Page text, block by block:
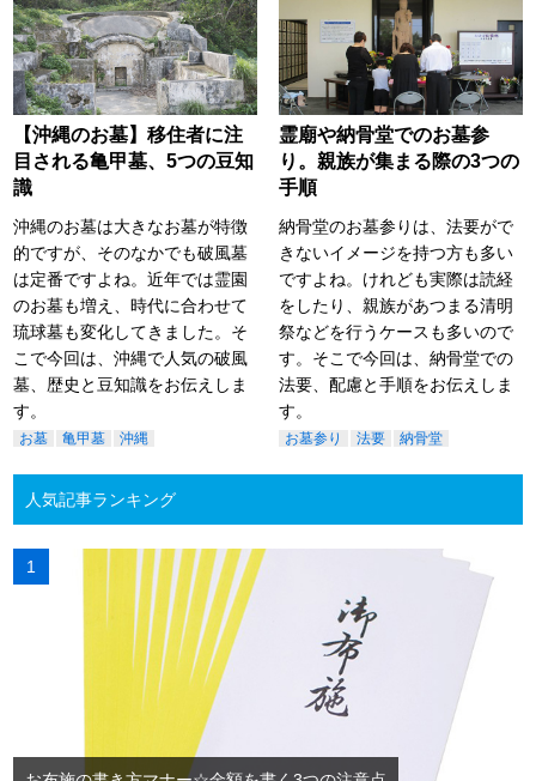
【沖縄のお墓】移住者に注
目される亀甲墓、5つの豆知
識
沖縄のお墓は大きなお墓が特徴
的ですが、そのなかでも破風墓
は定番ですよね。近年では霊園
のお墓も増え、時代に合わせて
琉球墓も変化してきました。そ
こで今回は、沖縄で人気の破風
墓、歴史と豆知識をお伝えしま
す。
お墓 亀甲墓 沖縄
霊廟や納骨堂でのお墓参
り。親族が集まる際の3つの
手順
納骨堂のお墓参りは、法要がで
きないイメージを持つ方も多い
ですよね。けれども実際は読経
をしたり、親族があつまる清明
祭などを行うケースも多いので
す。そこで今回は、納骨堂での
法要、配慮と手順をお伝えしま
す。
お墓参り 法要 納骨堂
人気記事ランキング